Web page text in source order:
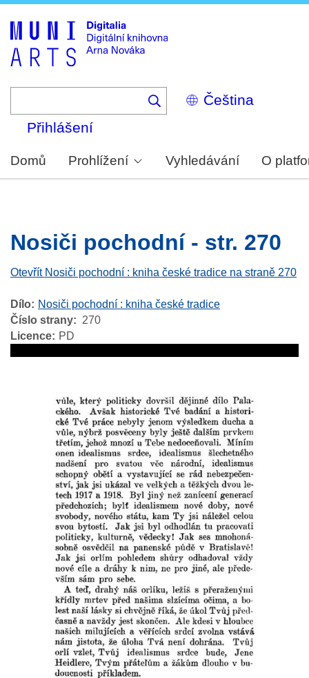
Select
your
Přihlášení
Domů Prohlížení Vyhledávání O
Nosiči pochodní - str. 270
Otevřít Nosiči pochodní : kniha české tradice na straně 270
Dílo
Nosiči pochodní : kniha české tradice
Číslo strany
270
Licence
PD